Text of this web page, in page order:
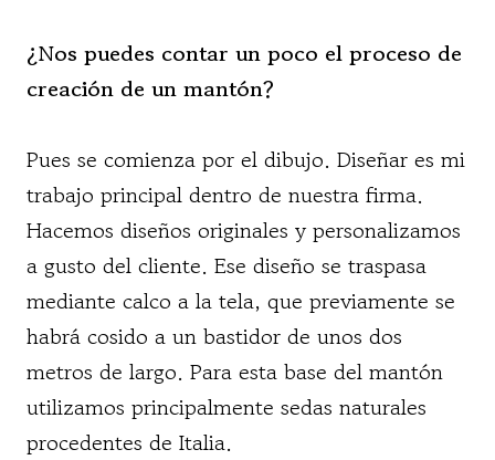
¿Nos puedes contar un poco el proceso de
creación de un mantón?
Pues se comienza por el dibujo. Diseñar es mi
trabajo principal dentro de nuestra firma.
Hacemos diseños originales y personalizamos
a gusto del cliente. Ese diseño se traspasa
mediante calco a la tela, que previamente se
habrá cosido a un bastidor de unos dos
metros de largo. Para esta base del mantón
utilizamos principalmente sedas naturales
procedentes de Italia.